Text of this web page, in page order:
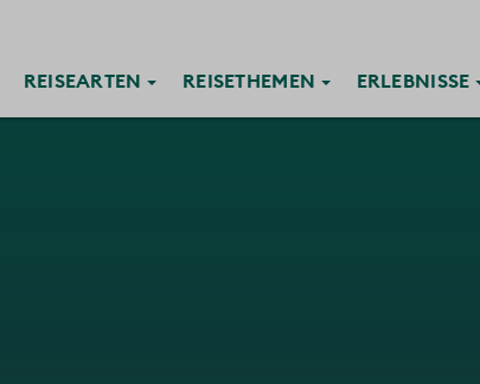
REISEARTEN REISETHEMEN ERLEBNISSE